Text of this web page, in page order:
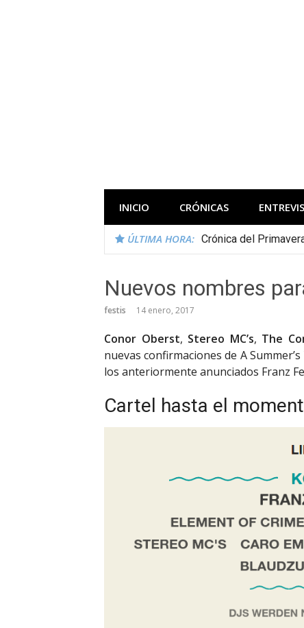
INICIO CRÓNICAS
ÚLTIMA HORA: Crónica del
Nuevos nombres
festis 14 enero, 2017
Conor Oberst, Stereo MC’s, The
nuevas confirmaciones de A
los anteriormente anunciados Franz
Cartel hasta el